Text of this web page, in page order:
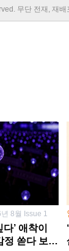
무단 전재, 재배
8월 Issue 1
’ 애착이
정 쏟다 보면